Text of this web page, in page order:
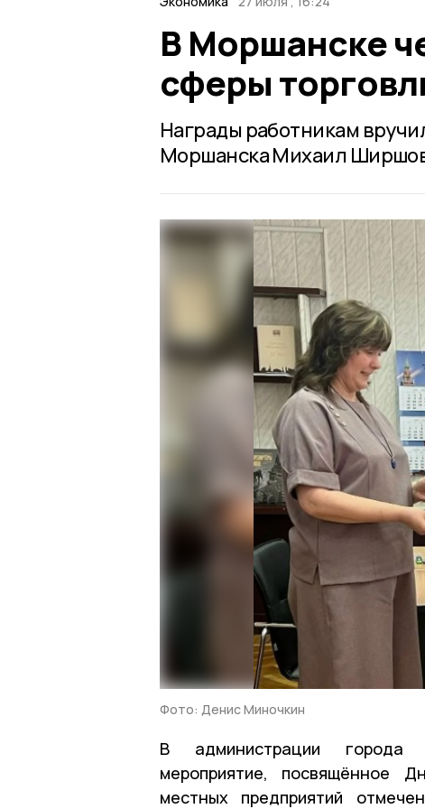
В Моршанске
сферы
Награды работникам
Моршанска Михаил
Фото: Денис Миночкин
В администрации города
мероприятие, посвящённое
местных предприятий